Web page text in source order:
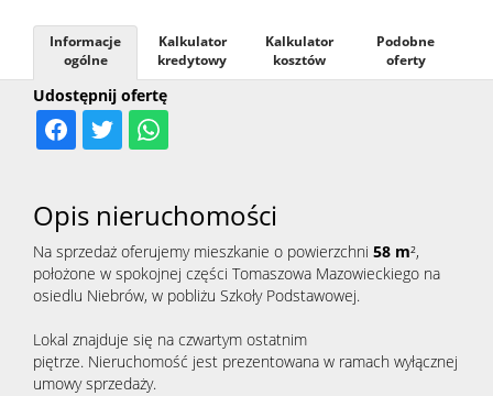
Udostępnij ofertę
Informacje
ogólne
Kalkulator
kredytowy
Kalkulator
kosztów
Podobne
oferty
Opis nieruchomości
Na sprzedaż oferujemy mieszkanie o powierzchni 58 m²,
położone w spokojnej części Tomaszowa Mazowieckiego na
osiedlu Niebrów, w pobliżu Szkoły Podstawowej.
Lokal znajduje się na czwartym ostatnim
piętrze. Nieruchomość jest prezentowana w ramach wyłącznej
umowy sprzedaży.